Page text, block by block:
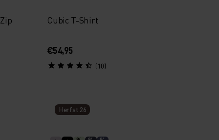
Cubic T-Shirt
€54,95
(10)
Herfst 26